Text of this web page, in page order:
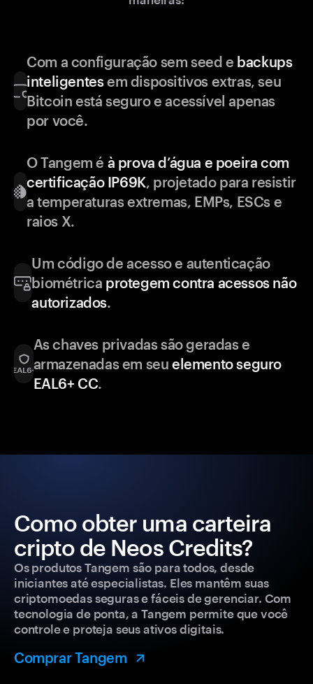
Com a configuração sem seed e backups
inteligentesem dispositivos extras, seu
Bitcoin está seguro e acessível apenas
por você.
O Tangem é à prova d’água e poeira com
certificação IP69K, projetado para resistir
a temperaturas extremas, EMPs, ESCs e
raios X.
Um código de acesso e autenticação
biométrica protegem contra acessos não
autorizados.
As chaves privadas são geradas e
armazenadas em seu elemento seguro
EAL6+ CC.
Como obter uma carteira
cripto de Neos Credits?
Os produtos Tangem são para todos, desde
iniciantes até especialistas. Eles mantêm suas
criptomoedas seguras e fáceis de gerenciar. Com
tecnologia de ponta, a Tangem permite que você
controle e proteja seus ativos digitais.
Comprar Tangem